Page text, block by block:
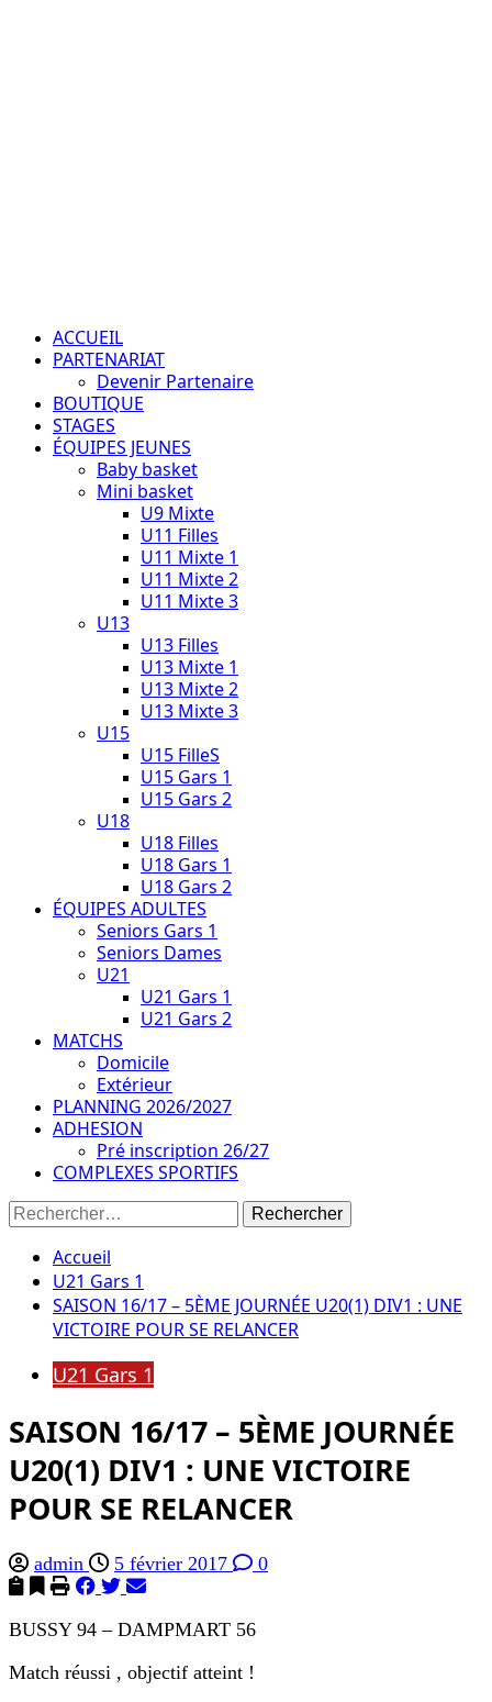
ACCUEIL
PARTENARIAT
Devenir Partenaire
BOUTIQUE
STAGES
ÉQUIPES JEUNES
Baby basket
Mini basket
U9 Mixte
U11 Filles
U11 Mixte 1
U11 Mixte 2
U11 Mixte 3
U13
U13 Filles
U13 Mixte 1
U13 Mixte 2
U13 Mixte 3
U15
U15 FilleS
U15 Gars 1
U15 Gars 2
U18
U18 Filles
U18 Gars 1
U18 Gars 2
ÉQUIPES ADULTES
Seniors Gars 1
Seniors Dames
U21
U21 Gars 1
U21 Gars 2
MATCHS
Domicile
Extérieur
PLANNING 2026/2027
ADHESION
Pré inscription 26/27
COMPLEXES SPORTIFS
Rechercher :
Accueil
U21 Gars 1
SAISON 16/17 – 5ÈME JOURNÉE U20(1) DIV1 : UNE
VICTOIRE POUR SE RELANCER
U21 Gars 1
SAISON 16/17 – 5ÈME JOURNÉE
U20(1) DIV1 : UNE VICTOIRE
POUR SE RELANCER
admin 5 février 2017 0
BUSSY 94 – DAMPMART 56
Match réussi , objectif atteint !